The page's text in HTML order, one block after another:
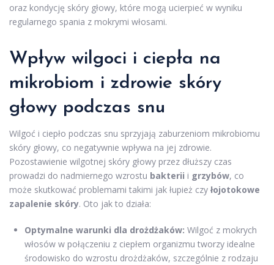
oraz kondycję skóry głowy, które mogą ucierpieć w wyniku
regularnego spania z mokrymi włosami.
Wpływ wilgoci i ciepła na
mikrobiom i zdrowie skóry
głowy podczas snu
Wilgoć i ciepło podczas snu sprzyjają zaburzeniom mikrobiomu
skóry głowy, co negatywnie wpływa na jej zdrowie.
Pozostawienie wilgotnej skóry głowy przez dłuższy czas
prowadzi do nadmiernego wzrostu bakterii i grzybów, co
może skutkować problemami takimi jak łupież czy łojotokowe
zapalenie skóry. Oto jak to działa:
Optymalne warunki dla drożdżaków: Wilgoć z mokrych
włosów w połączeniu z ciepłem organizmu tworzy idealne
środowisko do wzrostu drożdżaków, szczególnie z rodzaju